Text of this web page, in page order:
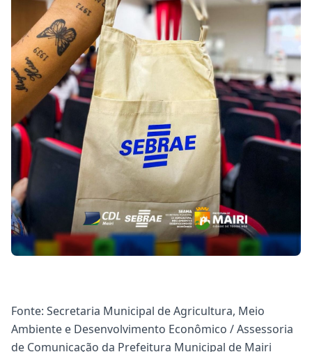
Fonte: Secretaria Municipal de Agricultura, Meio
Ambiente e Desenvolvimento Econômico / Assessoria
de Comunicação da Prefeitura Municipal de Mairi